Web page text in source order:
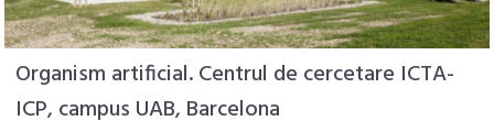
Organism artificial. Centrul de cercetare ICTA-
ICP, campus UAB, Barcelona